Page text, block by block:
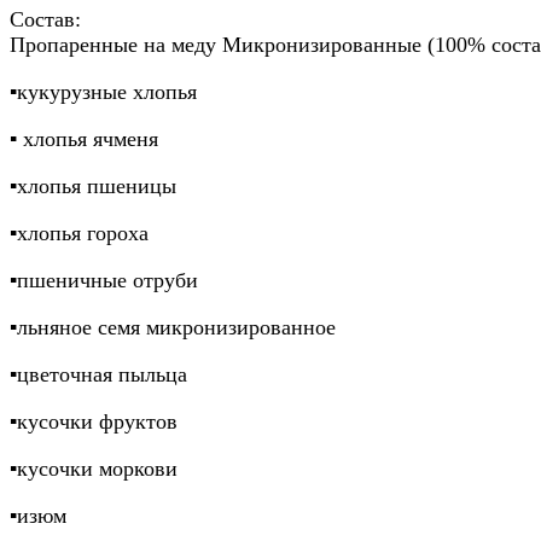
Состав:
Пропаренные на меду Микронизированные (100%
▪️кукурузные хлопья
▪️ хлопья ячменя
▪️хлопья пшеницы
▪️хлопья гороха
▪️пшеничные отруби
▪️льняное семя микронизированное
▪️цветочная пыльца
▪️кусочки фруктов
▪️кусочки моркови
▪️изюм